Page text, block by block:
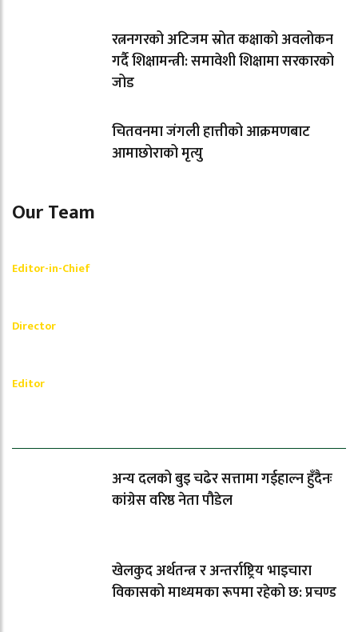
रत्ननगरको अटिजम स्रोत कक्षाको अवलोकन
गर्दै शिक्षामन्त्री: समावेशी शिक्षामा सरकारको
जोड
चितवनमा जंगली हात्तीको आक्रमणबाट
आमाछोराको मृत्यु
Our Team
Editor-in-Chief
Director
Editor
अन्य दलको बुइ चढेर सत्तामा गईहाल्न हुँदैनः
कांग्रेस वरिष्ठ नेता पौडेल
खेलकुद अर्थतन्त्र र अन्तर्राष्ट्रिय भाइचारा
विकासको माध्यमका रूपमा रहेको छ: प्रचण्ड